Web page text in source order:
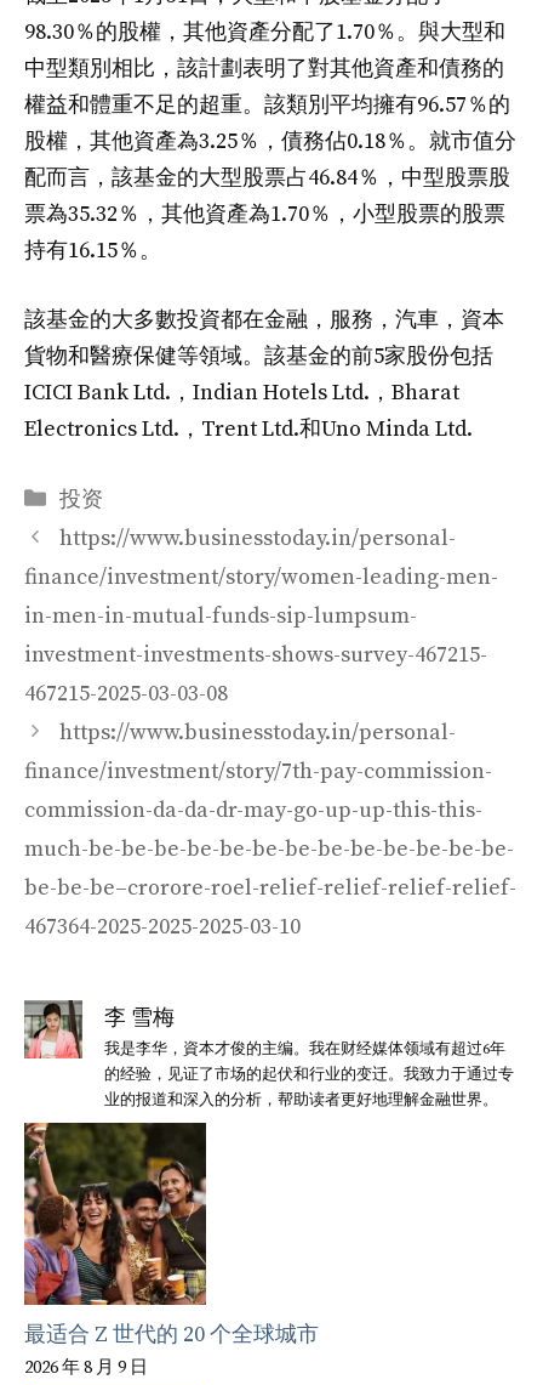
98.30％的股權，其他資產分配了1.70％。與大型和
中型類別相比，該計劃表明了對其他資產和債務的
權益和體重不足的超重。該類別平均擁有96.57％的
股權，其他資產為3.25％，債務佔0.18％。就市值分
配而言，該基金的大型股票占46.84％，中型股票股
票為35.32％，其他資產為1.70％，小型股票的股票
持有16.15％。
該基金的大多數投資都在金融，服務，汽車，資本
貨物和醫療保健等領域。該基金的前5家股份包括
ICICI Bank Ltd.，Indian Hotels Ltd.，Bharat
Electronics Ltd.，Trent Ltd.和Uno Minda Ltd.
分
类
投资
https://www.businesstoday.in/personal-
finance/investment/story/women-leading-men-
in-men-in-mutual-funds-sip-lumpsum-
investment-investments-shows-survey-467215-
467215-2025-03-03-08
https://www.businesstoday.in/personal-
finance/investment/story/7th-pay-commission-
commission-da-da-dr-may-go-up-up-this-this-
much-be-be-be-be-be-be-be-be-be-be-be-be-be-
be-be-be–crorore-roel-relief-relief-relief-relief-
467364-2025-2025-2025-03-10
李 雪梅
我是李华，資本才俊的主编。我在财经媒体领域有超过6年
的经验，见证了市场的起伏和行业的变迁。我致力于通过专
业的报道和深入的分析，帮助读者更好地理解金融世界。
最适合 Z 世代的 20 个全球城市
2026 年 8 月 9 日